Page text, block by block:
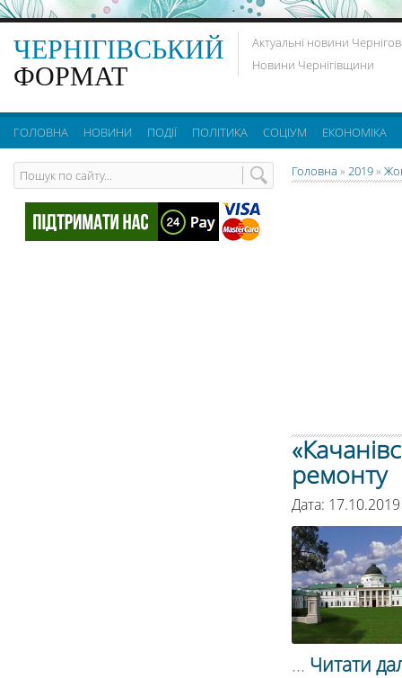
ЧЕРНІГІВСЬКИЙ
ФОРМАТ
Актуальні новини
Новини Чернігівщини
ГОЛОВНА НОВИНИ ПОДІЇ ПОЛІТИКА СОЦІУМ ЕКОНОМІКА
Головна » 2019»
ремонту
Дата:
... Читати